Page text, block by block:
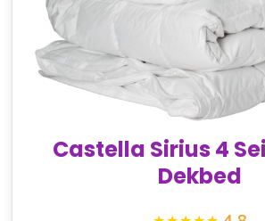
Castella Sirius 4
Dekbed